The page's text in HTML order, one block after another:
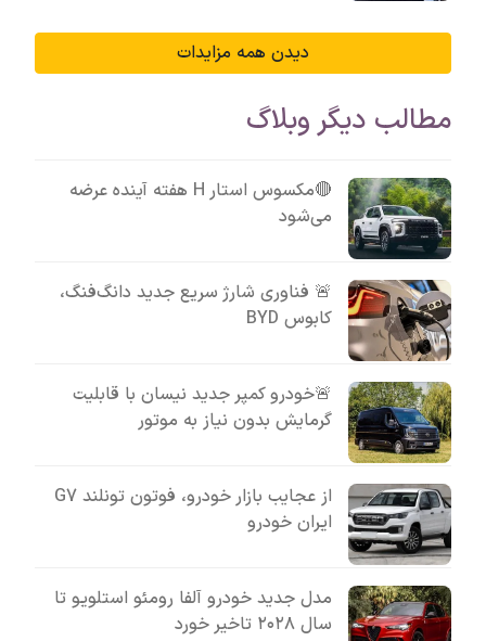
دیدن همه مزایدات
مطالب دیگر وبلاگ
🔴مکسوس استار H هفته آینده عرضه
می‌شود
🚨 فناوری شارژ سریع جدید دانگ‌فنگ،
کابوس BYD
🚨خودرو کمپر جدید نیسان با قابلیت
گرمایش بدون نیاز به موتور
از عجایب بازار خودرو، فوتون تونلند G7
ایران خودرو
مدل جدید خودرو آلفا رومئو استلویو تا
سال ۲۰۲۸ تاخیر خورد